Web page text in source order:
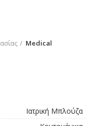
Medical
Ιατρική Μπλούζα